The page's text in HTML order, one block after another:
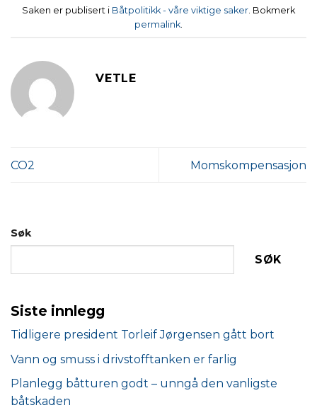
Saken er publisert i Båtpolitikk - våre viktige saker . Bokmerk
permalink
VETLE
CO2 Momskompensasjon
Søk
SØK
Siste innlegg
Tidligere president Torleif Jørgensen gått bort
Vann og smuss i drivstofftanken er farlig
Planlegg båtturen godt – unngå den vanligste
båtskaden